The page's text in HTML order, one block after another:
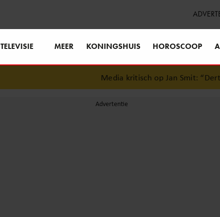
TELEVISIE MEER KONINGSHUIS HOROSCOOP
Media kritisch op Jan Smit: